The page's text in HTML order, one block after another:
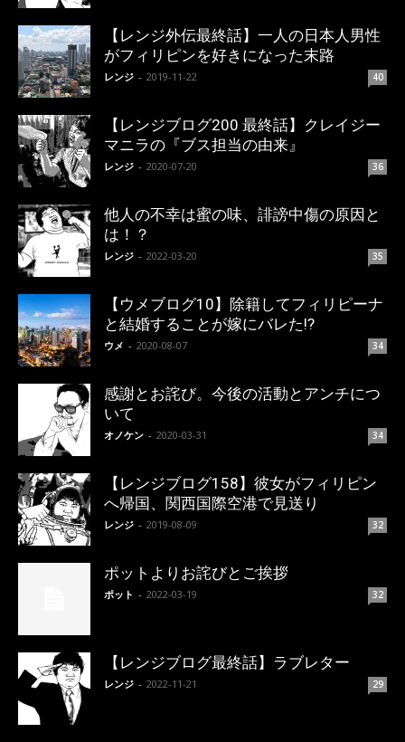
【レンジ外伝最終話】一人の日本人男性
がフィリピンを好きになった末路
レンジ - 2019-11-22 40
【レンジブログ200 最終話】クレイジー
マニラの『ブス担当の由来』
レンジ - 2020-07-20 36
他人の不幸は蜜の味、誹謗中傷の原因と
は！？
レンジ - 2022-03-20 35
【ウメブログ10】除籍してフィリピーナ
と結婚することが嫁にバレた!?
ウメ - 2020-08-07 34
感謝とお詫び。今後の活動とアンチにつ
いて
オノケン - 2020-03-31 34
【レンジブログ158】彼女がフィリピン
へ帰国、関西国際空港で見送り
レンジ - 2019-08-09 32
ポットよりお詫びとご挨拶
ポット - 2022-03-19 32
【レンジブログ最終話】ラブレター
レンジ - 2022-11-21 29